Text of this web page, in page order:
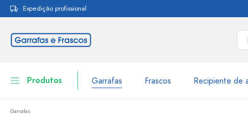
Saltar para a navegação principal
Expedição profissional
Produtos Garrafas Frascos Recipiente de
Garrafas